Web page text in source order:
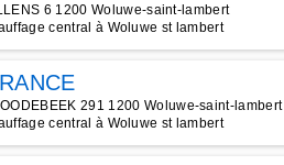
6 1200 Woluwe-saint-lambert
central à Woluwe st lambert
291 1200 Woluwe-saint-lambert
central à Woluwe st lambert